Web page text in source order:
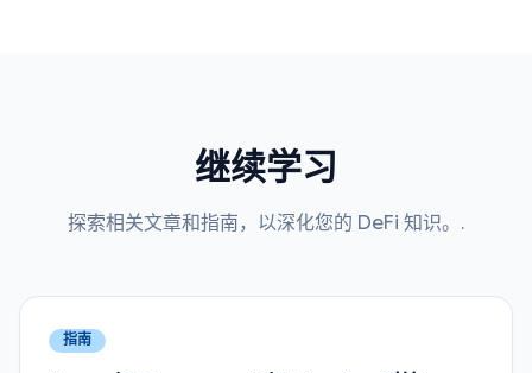
继续学习
探索相关文章和指南，以深化您的 DeFi 知识。.
指南